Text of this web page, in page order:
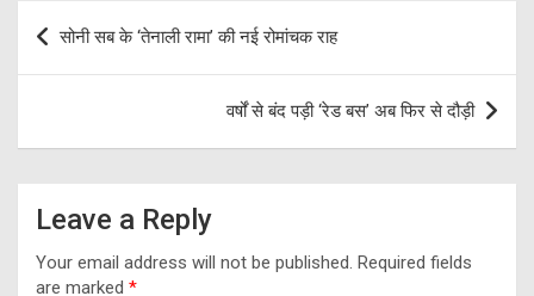
Post
navigation
सोनी सब के ‘तेनाली रामा’ की नई रोमांचक राह
वर्षों से बंद पड़ी ‘रेड बस’ अब फिर से दौड़ी
Leave a Reply
Your email address will not be published. Required fields
are marked *